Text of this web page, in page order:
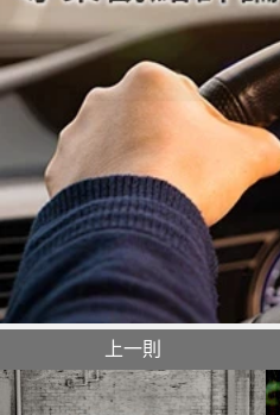
上一則